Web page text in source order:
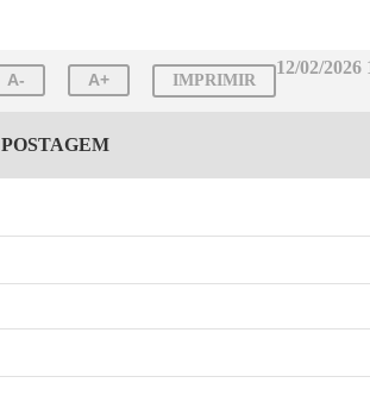
12/02/2026
A- A+ IMPRIMIR